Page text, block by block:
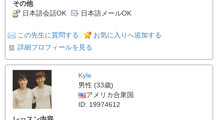
その他
日本語会話OK
日本語メールOK
この先生に質問する
お気に入りへ追加する
詳細プロフィールを見る
Kyle
男性 (33歳)
アメリカ合衆国
ID: 19974612